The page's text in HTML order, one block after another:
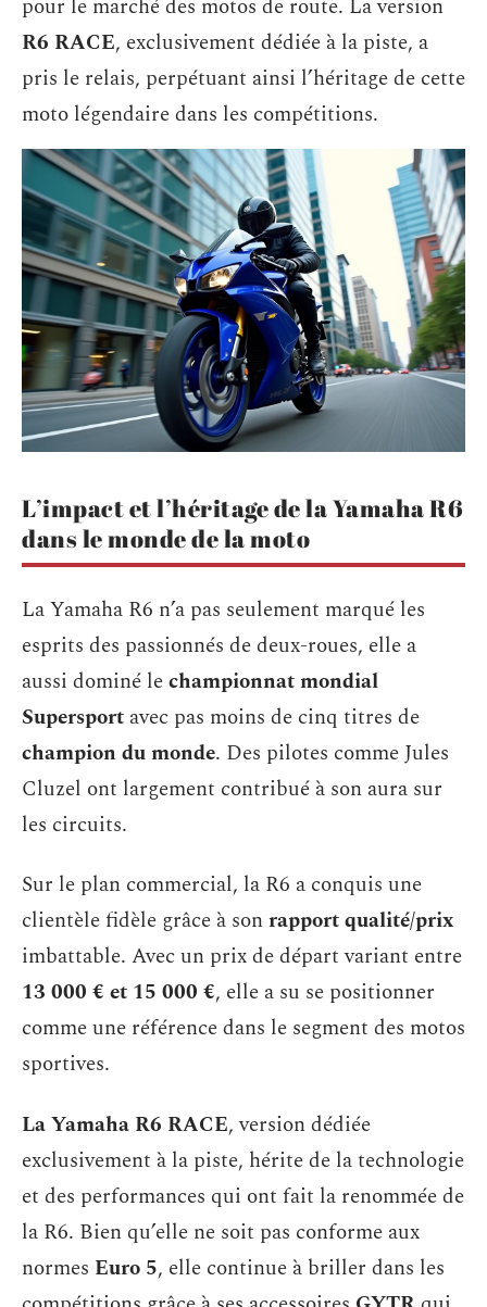
pour le marché des motos de route. La version
R6 RACE, exclusivement dédiée à la piste, a
pris le relais, perpétuant ainsi l’héritage de cette
moto légendaire dans les compétitions.
L’impact et l’héritage de la Yamaha R6
dans le monde de la moto
La Yamaha R6 n’a pas seulement marqué les
esprits des passionnés de deux-roues, elle a
aussi dominé lechampionnat mondial
Supersport avec pas moins de cinq titres de
champion du monde. Des pilotes comme Jules
Cluzel ont largement contribué à son aura sur
les circuits.
Sur le plan commercial, la R6 a conquis une
clientèle fidèle grâce à sonrapport qualité/prix
imbattable. Avec un prix de départ variant entre
13 000 € et 15 000 €, elle a su se positionner
comme une référence dans le segment des motos
sportives.
La Yamaha R6 RACE, version dédiée
exclusivement à la piste, hérite de la technologie
et des performances qui ont fait la renommée de
la R6. Bien qu’elle ne soit pas conforme aux
normes Euro 5, elle continue à briller dans les